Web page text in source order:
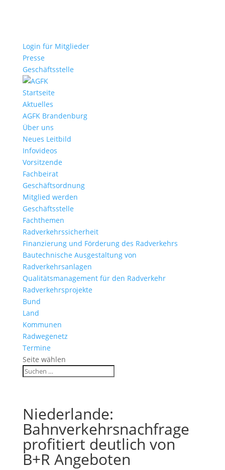
Login für Mitglieder
Presse
Geschäftsstelle
Startseite
Aktuelles
AGFK Brandenburg
Über uns
Neues Leitbild
Infovideos
Vorsitzende
Fachbeirat
Geschäftsordnung
Mitglied werden
Geschäftsstelle
Fachthemen
Radverkehrssicherheit
Finanzierung und Förderung des Radverkehrs
Bautechnische Ausgestaltung von
Radverkehrsanlagen
Qualitätsmanagement für den Radverkehr
Radverkehrsprojekte
Bund
Land
Kommunen
Radwegenetz
Termine
Seite wählen
Niederlande:
Bahnverkehrsnachfrage
profitiert deutlich von
B+R Angeboten